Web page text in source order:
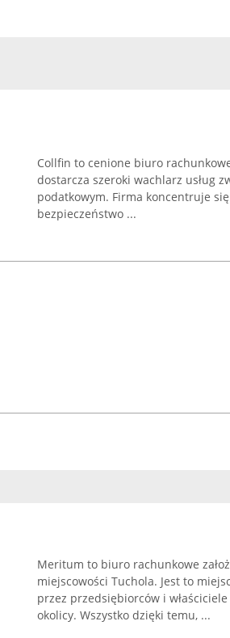
Collfin to cenione biuro
dostarcza szeroki wachlarz usług
podatkowym. Firma koncentruje
bezpieczeństwo ...
Meritum to biuro rachunkowe
miejscowości Tuchola. Jest to
przez przedsiębiorców i
okolicy. Wszystko dzięki temu, ...